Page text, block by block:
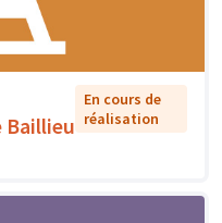
Baillieu
En cours de
réalisation